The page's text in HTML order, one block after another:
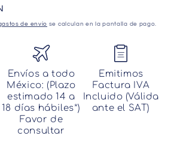
de envío se calculan en la pantalla de pago.
Envíos a todo
México: (Plazo
estimado 14 a
18 días hábiles*)
Favor de
consultar
Emitimos
Factura IVA
Incluido (Válida
ante el SAT)